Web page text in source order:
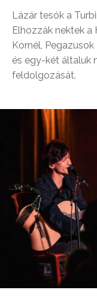
Lázár tesók a
Elhozzák nektek a
Kornél,
és egy-két általuk
feldolgozását.